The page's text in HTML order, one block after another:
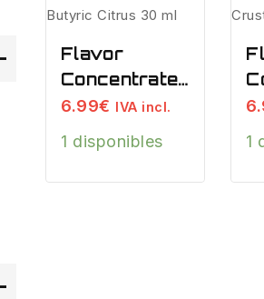
Flavor
Concentrate
Butyric
6.99€ IVA incl.
1 disponibles 1